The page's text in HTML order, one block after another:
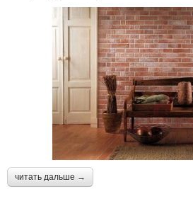
читать дальше →